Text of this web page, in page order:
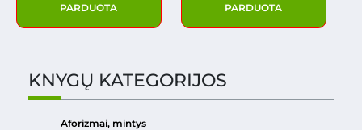
PARDUOTA PARDUOTA
KNYGŲ KATEGORIJOS
Aforizmai, mintys